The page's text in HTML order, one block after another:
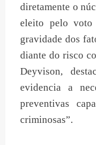
diretamente o
eleito pelo
gravidade dos
diante do risco
Deyvison,
evidencia a
preventivas
criminosas”.